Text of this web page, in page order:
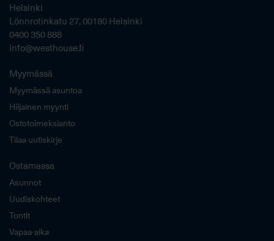
Helsinki
Lönnrotinkatu 27, 00180 Helsinki
0400 350 888
info@westhouse.fi
Myymässä
Myymässä asuntoa
Hiljainen myynti
Ostotoimeksianto
Tilaa uutiskirje
Ostamassa
Asunnot
Uudiskohteet
Tontit
Vapaa-aika